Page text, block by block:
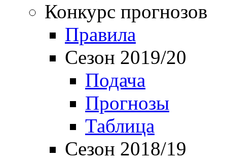
Конкурс прогнозов
Правила
Сезон 2019/20
Подача
Прогнозы
Таблица
Сезон 2018/19